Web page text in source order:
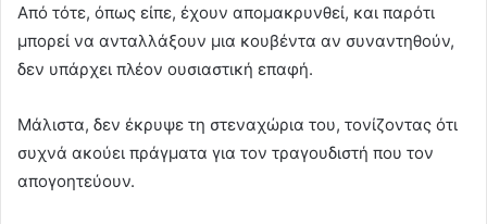
Από τότε, όπως είπε, έχουν απομακρυνθεί, και παρότι
μπορεί να ανταλλάξουν μια κουβέντα αν συναντηθούν,
δεν υπάρχει πλέον ουσιαστική επαφή.
Μάλιστα, δεν έκρυψε τη στεναχώρια του, τονίζοντας ότι
συχνά ακούει πράγματα για τον τραγουδιστή που τον
απογοητεύουν.